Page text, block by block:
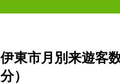
伊東市月別来遊客
分）